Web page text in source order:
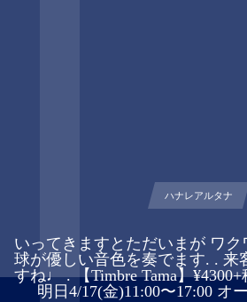
ハナレアルタナ
いってきますとただいまが ワ
球が優しい音色を奏でます. . 来
すね♩ . 【Timbre Tama】
明日4/17(金)11:00〜17:00 オ